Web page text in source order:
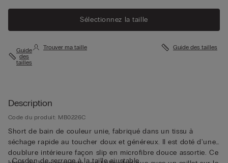
Sélectionnez la taille
Guide
des
tailles
Trouver ma taille Guide des tailles
Description
Code du produit: MB0226C
Short de bain de couleur unie, fabriqué dans un tissu à
séchage rapide au toucher doux et généreux. Il est doté d'une
doublure intérieure façon slip en microfibre douce assortie. Ce
• Cordon de serrage à la taille ajustable